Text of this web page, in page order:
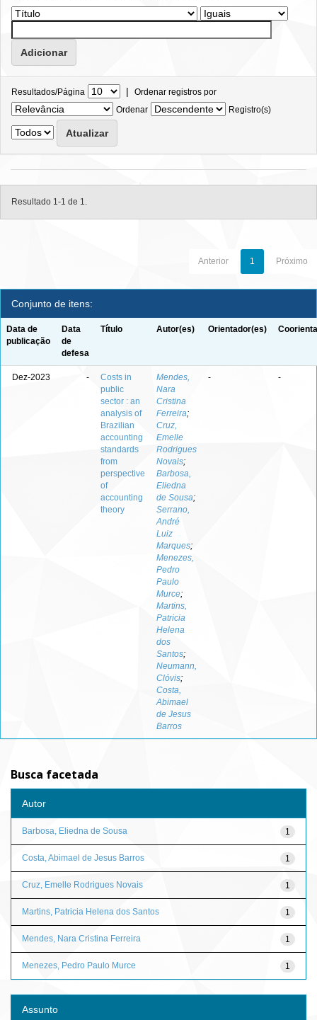
Resultados/Página | Ordenar registros por
Ordenar
Registro(s)
Resultado 1-1 de 1.
Anterior 1 Próximo
Conjunto de itens:
Data de
publicação
Data
de
defesa
Título Autor(es) Orientador(es)
Dez-2023 -
Costs in
public
sector : an
analysis of
Brazilian
accounting
standards
from
perspective
of
accounting
theory
Mendes,
Nara
Cristina
Ferreira;
Cruz,
Emelle
Rodrigues
Novais;
Barbosa,
Eliedna
de Sousa;
Serrano,
André
Luiz
Marques;
Menezes,
Pedro
Paulo
Murce;
Martins,
Patricia
Helena
dos
Santos;
Neumann,
Clóvis;
Costa,
Abimael
de Jesus
Barros
- -
Busca facetada
Autor
1
Barbosa, Eliedna de Sousa
1
Costa, Abimael de Jesus Barros
1
Cruz, Emelle Rodrigues Novais
1
Martins, Patricia Helena dos Santos
1
Mendes, Nara Cristina Ferreira
1
Menezes, Pedro Paulo Murce
Assunto